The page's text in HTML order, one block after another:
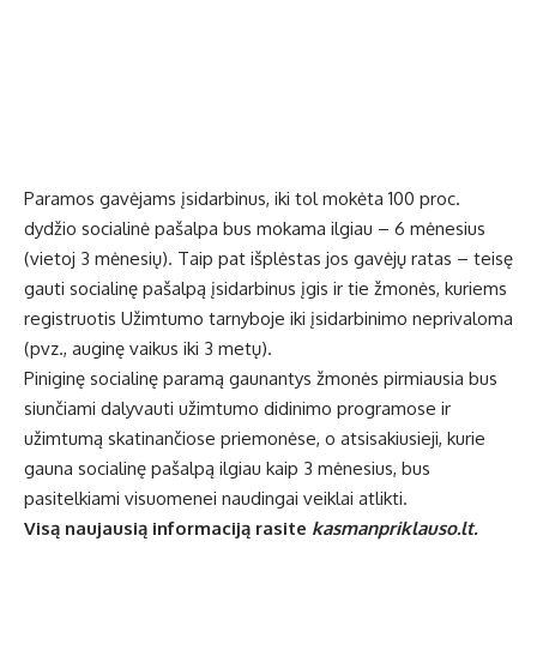
Paramos gavėjams įsidarbinus, iki tol mokėta 100 proc.
dydžio socialinė pašalpa bus mokama ilgiau – 6 mėnesius
(vietoj 3 mėnesių). Taip pat išplėstas jos gavėjų ratas – teisę
gauti socialinę pašalpą įsidarbinus įgis ir tie žmonės, kuriems
registruotis Užimtumo tarnyboje iki įsidarbinimo neprivaloma
(pvz., auginę vaikus iki 3 metų).
Piniginę socialinę paramą gaunantys žmonės pirmiausia bus
siunčiami dalyvauti užimtumo didinimo programose ir
užimtumą skatinančiose priemonėse, o atsisakiusieji, kurie
gauna socialinę pašalpą ilgiau kaip 3 mėnesius, bus
pasitelkiami visuomenei naudingai veiklai atlikti.
Visą naujausią informaciją rasite kasmanpriklauso.lt.